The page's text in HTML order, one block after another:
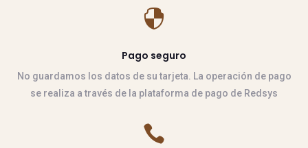

Pago seguro
No guardamos los datos de su tarjeta. La operación de pago
se realiza a través de la plataforma de pago de Redsys
